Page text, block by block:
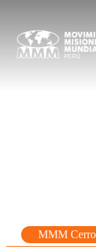
MMM Cerro